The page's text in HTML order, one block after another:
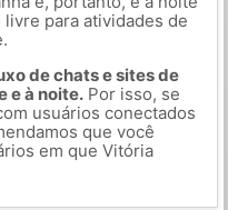
para atividades de
de chats e sites de
e à noite.Por isso, se
usuários conectados
que você
em que Vitória